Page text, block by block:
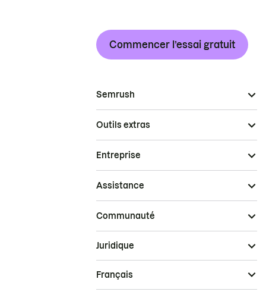
Commencer l’essai gratuit
Semrush
Outils extras
Entreprise
Assistance
Communauté
Juridique
Français